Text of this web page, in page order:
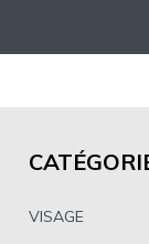
VISAGE